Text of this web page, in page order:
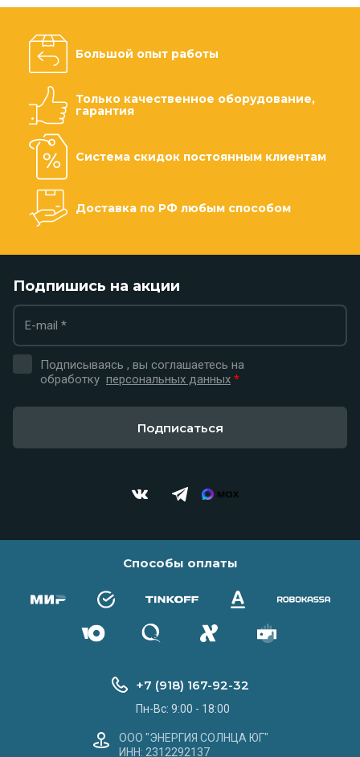
Большой опыт работы
Только качественное оборудование,
гарантия
Система скидок постоянным клиентам
Доставка по РФ любым способом
Подпишись на акции
Подписываясь , вы соглашаетесь на
обработку персональных данных *
Подписаться
Способы оплаты
+7 (918) 167-92-32
Пн-Вс: 9:00 - 18:00
ООО "ЭНЕРГИЯ СОЛНЦА ЮГ"
ИНН: 2312292137